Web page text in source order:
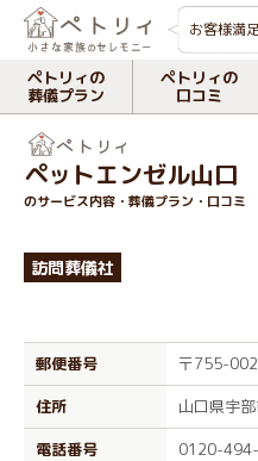
お客様満
ペトリィの
葬儀プラン
ペトリィの
口コミ
ペットエンゼル山口
のサービス内容・葬儀プラン・口コミ
訪問葬儀社
郵便番号
〒755-
住所
山口県宇
電話番号
0120-